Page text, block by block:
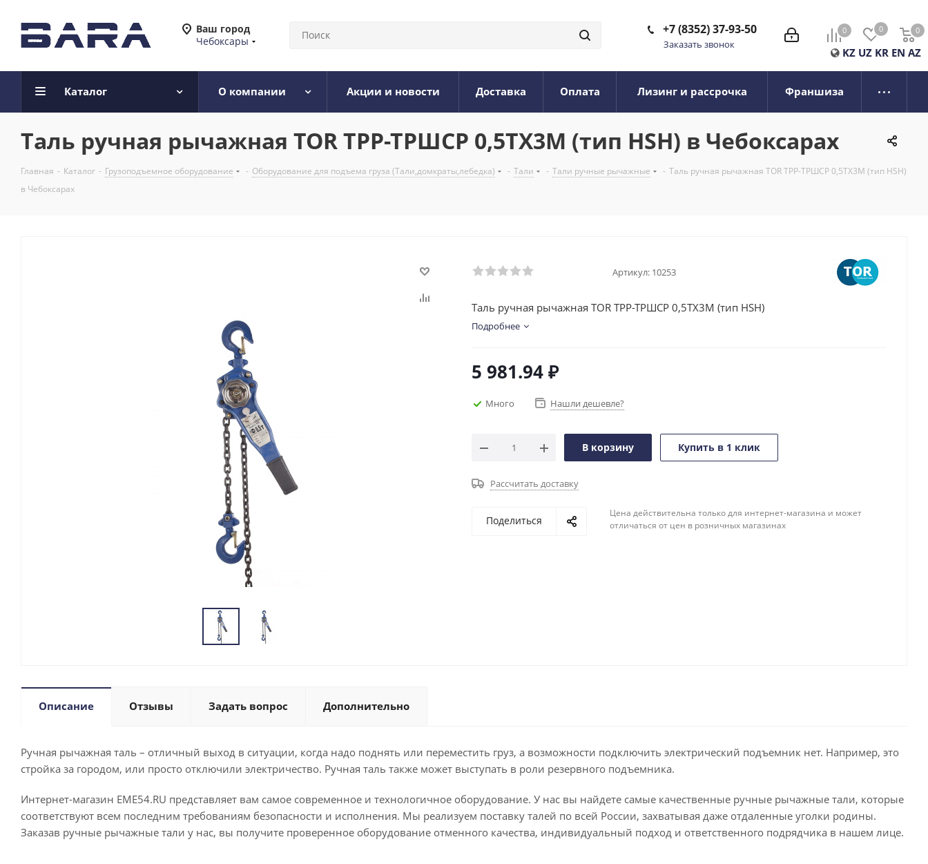
Ваш город
Чебоксары
0 0 0
0
KZ UZ KR EN AZ
+7 (8352) 37-93-50
Заказать звонок
Каталог О компании Акции и новости Доставка Оплата Лизинг и рассрочка Франшиза
Таль ручная рычажная TOR ТРР-ТРШСР 0,5ТХ3М (тип HSH) в Чебоксарах
Главная - Каталог - Грузоподъемное оборудование - Оборудование для подъема груза (Тали,домкраты,лебедка) - Тали - Тали ручные рычажные - Таль ручная рычажная TOR ТРР-ТРШСР 0,5ТХ3М (тип HSH)
в Чебоксарах
Артикул: 10253
Таль ручная рычажная TOR ТРР-ТРШСР 0,5ТХ3М (тип HSH)
Подробнее
5 981.94₽
Много Нашли дешевле?
В корзину Купить в 1 клик
Рассчитать доставку
Поделиться
Цена действительна только для интернет-магазина и может
отличаться от цен в розничных магазинах
Описание Отзывы Задать вопрос Дополнительно
Ручная рычажная таль – отличный выход в ситуации, когда надо поднять или переместить груз, а возможности подключить электрический подъемник нет. Например, это
стройка за городом, или просто отключили электричество. Ручная таль также может выступать в роли резервного подъемника.
Интернет-магазин EME54.RU представляет вам самое современное и технологичное оборудование. У нас вы найдете самые качественные ручные рычажные тали, которые
соответствуют всем последним требованиям безопасности и исполнения. Мы реализуем поставку талей по всей России, захватывая даже отдаленные уголки родины.
Заказав ручные рычажные тали у нас, вы получите проверенное оборудование отменного качества, индивидуальный подход и ответственного подрядчика в нашем лице.